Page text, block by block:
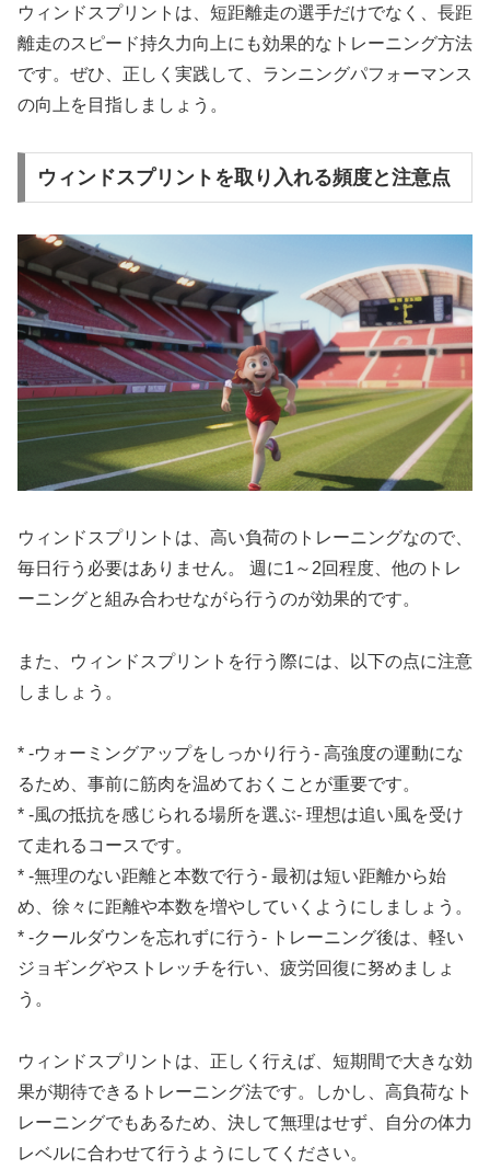
ウィンドスプリントは、短距離走の選手だけでなく、長距
離走のスピード持久力向上にも効果的なトレーニング方法
です。ぜひ、正しく実践して、ランニングパフォーマンス
の向上を目指しましょう。
ウィンドスプリントを取り入れる頻度と注意点
ウィンドスプリントは、高い負荷のトレーニングなので、
毎日行う必要はありません。 週に1～2回程度 、他のトレ
ーニングと組み合わせながら行うのが効果的です。
また、ウィンドスプリントを行う際には、以下の点に注意
しましょう。
* -ウォーミングアップをしっかり行う- 高強度の運動にな
るため、事前に筋肉を温めておくことが重要です。
* -風の抵抗を感じられる場所を選ぶ- 理想は追い風を受け
て走れるコースです。
* -無理のない距離と本数で行う- 最初は短い距離から始
め、徐々に距離や本数を増やしていくようにしましょう。
* -クールダウンを忘れずに行う- トレーニング後は、軽い
ジョギングやストレッチを行い、疲労回復に努めましょ
う。
ウィンドスプリントは、正しく行えば、短期間で大きな効
果が期待できるトレーニング法です。しかし、高負荷なト
レーニングでもあるため、決して無理はせず、自分の体力
レベルに合わせて行うようにしてください。